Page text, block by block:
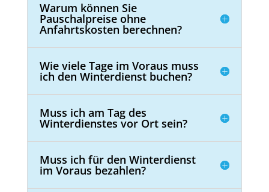
Warum können Sie
Pauschalpreise ohne
Anfahrtskosten berechnen?
Wie viele Tage im Voraus muss
ich den Winterdienst buchen?
Muss ich am Tag des
Winterdienstes vor Ort sein?
Muss ich für den Winterdienst
im Voraus bezahlen?